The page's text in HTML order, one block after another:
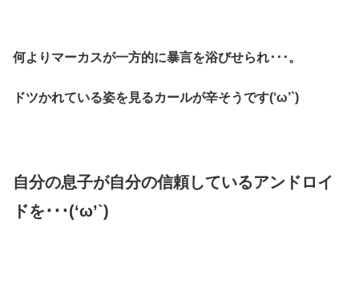
何よりマーカスが一方的に暴言を浴びせられ･･･。
ドツかれている姿を見るカールが辛そうです(‘ω’`)
自分の息子が自分の信頼しているアンドロイ
ドを･･･(‘ω’`)